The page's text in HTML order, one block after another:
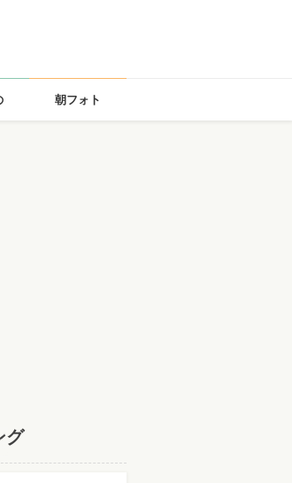
朝フォト
グ